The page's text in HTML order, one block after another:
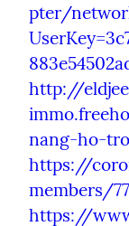
pter/
http://
nang-ho-
https://
members/
https://